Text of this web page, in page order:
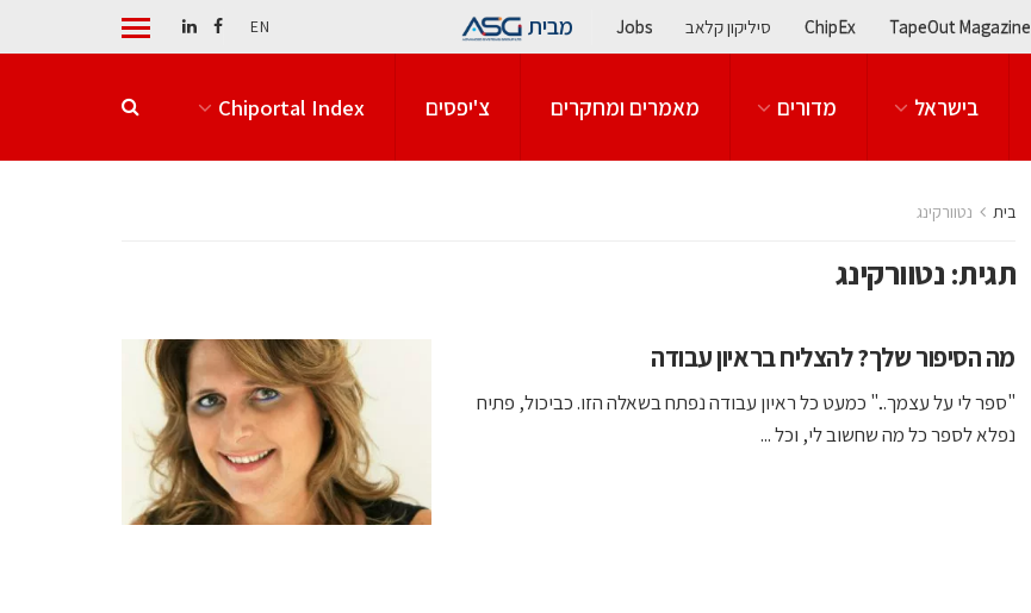
TapeOut Magazine
ChipEx סיליקון קלאב Jobs מבית EN
בישראל מדורים מאמרים ומחקרים צ'יפסים Chiportal Index
בית נטוורקינג
תגית: נטוורקינג
מה הסיפור שלך? להצליח בראיון עבודה
"ספר לי על עצמך..." כמעט כל ראיון עבודה נפתח בשאלה הזו. כביכול, פתיח
נפלא לספר כל מה שחשוב לי, וכל ...